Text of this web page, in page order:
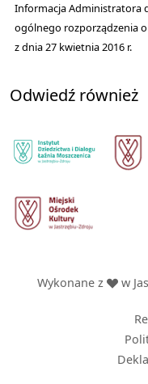
Informacja Administratora
ogólnego rozporządzenia
z dnia 27 kwietnia 2016 r.
Odwiedź również
Wykonane z w